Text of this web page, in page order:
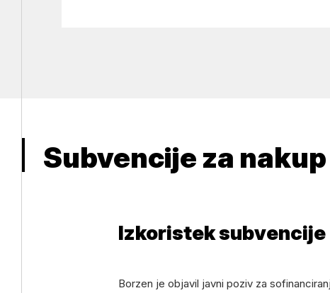
Subvencije za
Izkoristek subvencije
Borzen je objavil javni poziv za